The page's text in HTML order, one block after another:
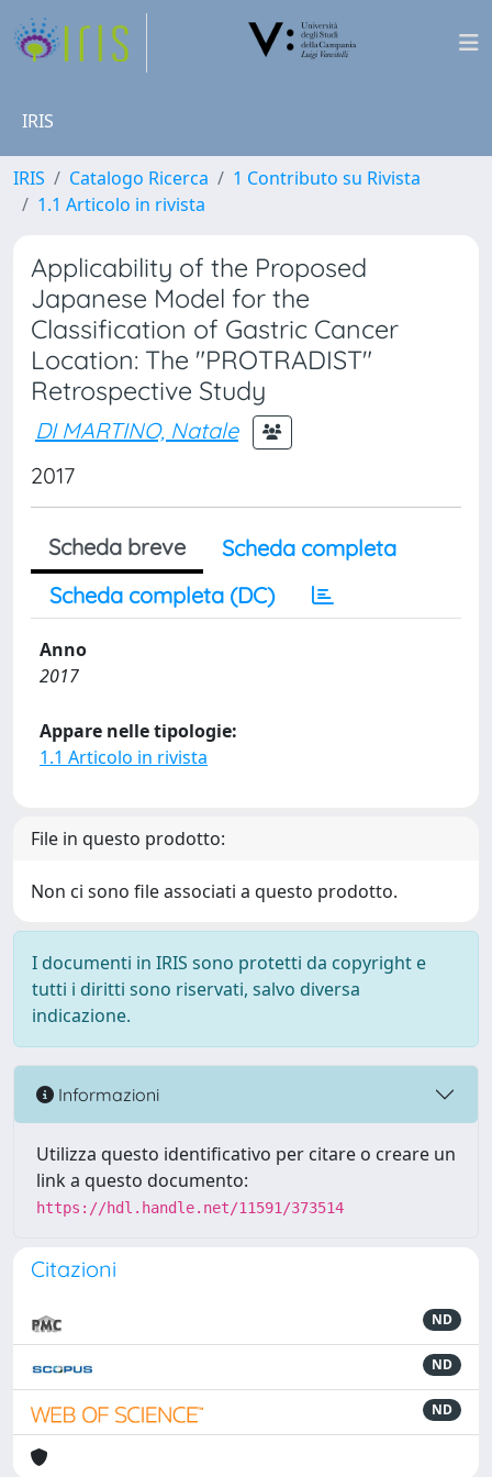
IRIS
IRIS Catalogo Ricerca
1 Contributo su Rivista
1.1 Articolo in rivista
Applicability of the Proposed
Japanese Model for the
Classification of Gastric Cancer
Location: The "PROTRADIST"
Retrospective Study
DI MARTINO, Natale
2017
Scheda breve
Scheda completa
Scheda completa (DC)
Anno
2017
Appare nelle tipologie:
1.1 Articolo in rivista
File in questo prodotto:
Non ci sono file associati a questo prodotto.
I documenti in IRIS sono protetti da copyright e
tutti i diritti sono riservati, salvo diversa
indicazione.
Informazioni
Utilizza questo identificativo per citare o creare un
link a questo documento:
https://hdl.handle.net/11591/373514
Citazioni
ND
ND
ND